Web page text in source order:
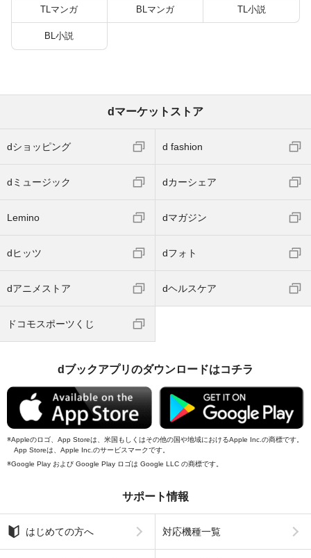
TLマンガ BLマンガ TL小説
BL小説
dマーケットストア
dショッピング d fashion
dミュージック dカーシェア
Lemino dマガジン
dヒッツ dフォト
dアニメストア dヘルスケア
ドコモスポーツくじ
dブックアプリのダウンロードはコチラ
Appleのロゴ、App Storeは、米国もしくはその他の国や地域におけるApple Inc.の商標です。
App Storeは、Apple Inc.のサービスマークです。
Google Play および Google Play ロゴは Google LLC の商標です。
サポート情報
はじめての方へ 対応機種一覧